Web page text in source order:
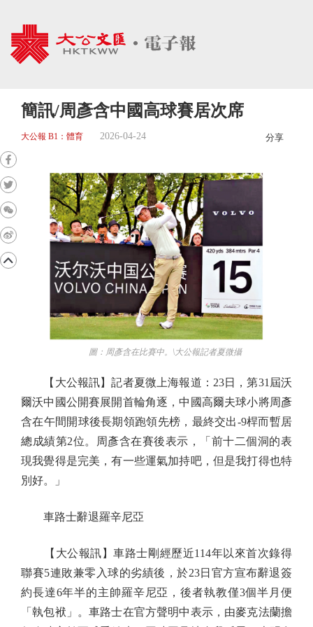
簡訊/周彥含中國高球賽居次席
大公報 B1：體育 2026-04-24 分享
圖：周彥含在比賽中。\大公報記者夏微攝
【大公報訊】記者夏微上海報道：23日，第31屆沃
爾沃中國公開賽展開首輪角逐，中國高爾夫球小將周彥
含在午間開球後長期領跑領先榜，最終交出-9桿而暫居
總成績第2位。周彥含在賽後表示，「前十二個洞的表
現我覺得是完美，有一些運氣加持吧，但是我打得也特
別好。」
車路士辭退羅辛尼亞
【大公報訊】車路士剛經歷近114年以來首次錄得
聯賽5連敗兼零入球的劣績後，於23日官方宣布辭退簽
約長達6年半的主帥羅辛尼亞，後者執教僅3個半月便
「執包袱」。車路士在官方聲明中表示，由麥克法蘭擔